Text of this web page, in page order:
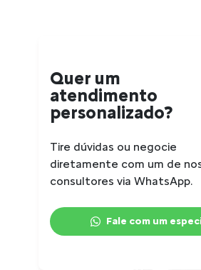
Quer um
atendimento
personalizado?
Tire dúvidas ou negocie
diretamente com um de
consultores via WhatsApp.
Fale com um